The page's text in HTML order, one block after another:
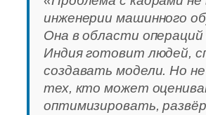
инженерии машинного
Она в области
Индия готовит людей,
создавать модели. Но
тех, кто может
оптимизировать,